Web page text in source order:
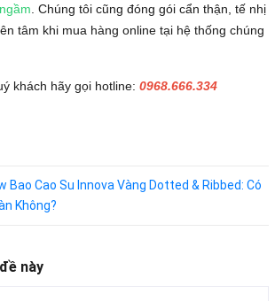
. Chúng tôi cũng đóng gói cẩn thận, tế nhị
tâm khi mua hàng online tại hệ thống chúng
khách hãy gọi hotline: 0968.666.334
Bao Cao Su Innova Vàng Dotted & Ribbed: Có
Không?
này